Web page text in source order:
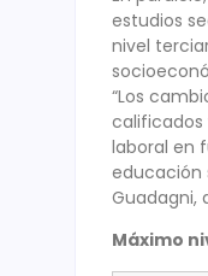
estudios
nivel
“Los
laboral en
educación
Guadagni,
Máximo